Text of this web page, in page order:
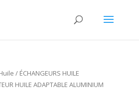
/ ÉCHANGEURS HUILE
HUILE ADAPTABLE ALUMINIUM